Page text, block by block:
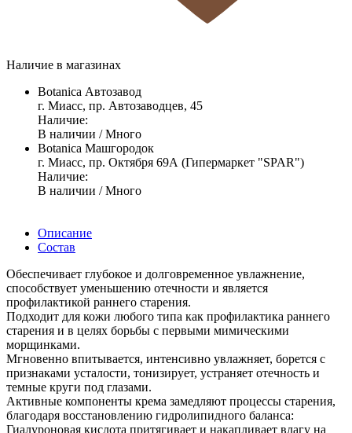
Наличие в магазинах
Botanica Автозавод
г. Миасс, пр. Автозаводцев, 45
Наличие:
В наличии / Много
Botanica Машгородок
г. Миасс, пр. Октября 69А (Гипермаркет "SPAR")
Наличие:
В наличии / Много
Описание
Состав
Обеспечивает глубокое и долговременное увлажнение,
способствует уменьшению отечности и является
профилактикой раннего старения.
Подходит для кожи любого типа как профилактика раннего
старения и в целях борьбы с первыми мимическими
морщинками.
Мгновенно впитывается, интенсивно увлажняет, борется с
признаками усталости, тонизирует, устраняет отечность и
темные круги под глазами.
Активные компоненты крема замедляют процессы старения,
благодаря восстановлению гидролипидного баланса:
Гиалуроновая кислота притягивает и накапливает влагу на